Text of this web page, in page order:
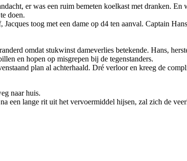
er was een ruim bemeten koelkast met dranken.
doen.
toog met een dame op d4 ten aanval. Captain
omdat stukwinst dameverlies betekende. Hans,
en hopen op misgrepen bij de tegenstanders.
plan al achterhaald. Dré verloor en kreeg de
naar huis.
een lange rit uit het vervoermiddel hijsen, zal zich de